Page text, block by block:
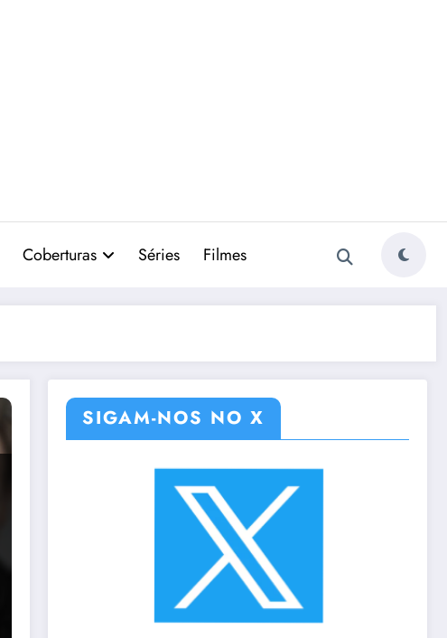
Coberturas Séries Filmes
SIGAM-NOS NO X